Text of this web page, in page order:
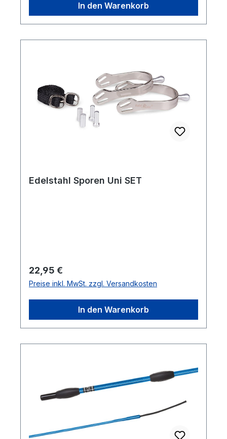
In den Warenkorb
Edelstahl Sporen Uni SET
Regulärer Preis:
22,95 €
Preise inkl. MwSt. zzgl. Versandkosten
In den Warenkorb